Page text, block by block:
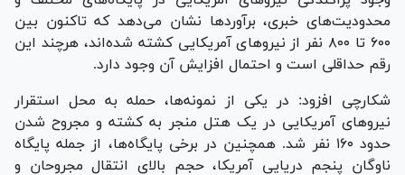
محدودیت‌های خبری، برآورد‌ها نشان می‌دهد که تاکنون بین
۶۰۰ تا ۸۰۰ نفر از نیرو‌های آمریکایی کشته شده‌اند، هرچند این
رقم حداقلی است و احتمال افزایش آن وجود دارد.
شکارچی افزود: در یکی از نمونه‌ها، حمله به محل استقرار
نیرو‌های آمریکایی در یک هتل منجر به کشته و مجروح شدن
حدود ۱۶۰ نفر شد. همچنین در برخی پایگاه‌ها، از جمله پایگاه
ناوگان پنجم دریایی آمریکا، حجم بالای انتقال مجروحان و